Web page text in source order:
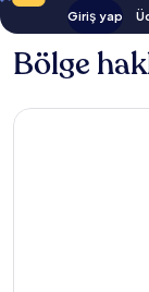
Giriş yap
Bölge